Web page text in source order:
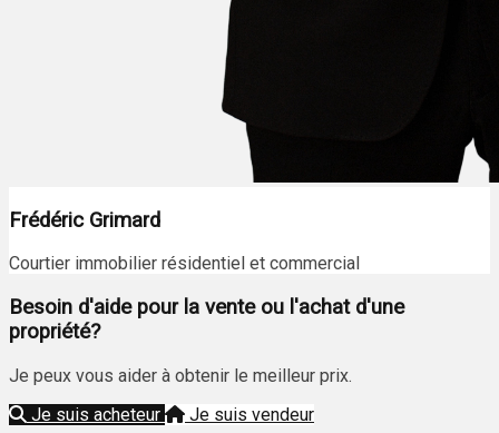
Frédéric Grimard
Courtier immobilier résidentiel et commercial
Besoin d'aide pour la vente ou l'achat d'une
propriété?
Je peux vous aider à obtenir le meilleur prix.
Je suis acheteur
Je suis vendeur